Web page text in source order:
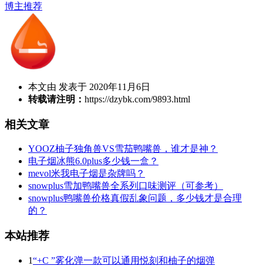
博主推荐
本文由 发表于 2020年11月6日
转载请注明： https://dzybk.com/9893.html
相关文章
YOOZ柚子独角兽VS雪茄鸭嘴兽，谁才是神？
电子烟冰熊6.0plus多少钱一盒？
mevol米我电子烟是杂牌吗？
snowplus雪加鸭嘴兽全系列口味测评（可参考）
snowplus鸭嘴兽价格真假乱象问题，多少钱才是合理
的？
本站推荐
1“+C ”雾化弹一款可以通用悦刻和柚子的烟弹